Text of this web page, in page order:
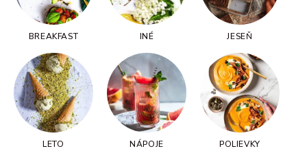
BREAKFAST INÉ JESEŇ
LETO NÁPOJE POLIEVKY